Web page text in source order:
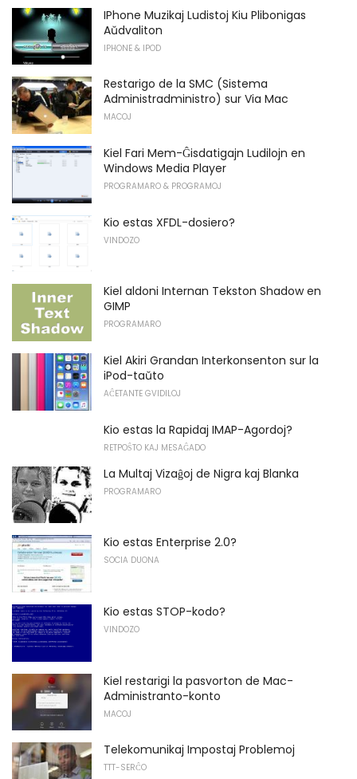
IPhone Muzikaj Ludistoj Kiu Plibonigas
Aŭdvaliton
IPHONE & IPOD
Restarigo de la SMC (Sistema
Administradministro) sur Via Mac
MACOJ
Kiel Fari Mem-Ĝisdatigajn Ludilojn en
Windows Media Player
PROGRAMARO & PROGRAMOJ
Kio estas XFDL-dosiero?
VINDOZO
Kiel aldoni Internan Tekston Shadow en
GIMP
PROGRAMARO
Kiel Akiri Grandan Interkonsenton sur la
iPod-taŭto
AĈETANTE GVIDILOJ
Kio estas la Rapidaj IMAP-Agordoj?
RETPOŜTO KAJ MESAĜADO
La Multaj Vizaĝoj de Nigra kaj Blanka
PROGRAMARO
Kio estas Enterprise 2.0?
SOCIA DUONA
Kio estas STOP-kodo?
VINDOZO
Kiel restarigi la pasvorton de Mac-
Administranto-konto
MACOJ
Telekomunikaj Impostaj Problemoj
TTT-SERĈO